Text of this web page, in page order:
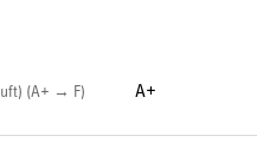
(A+ → F) A+